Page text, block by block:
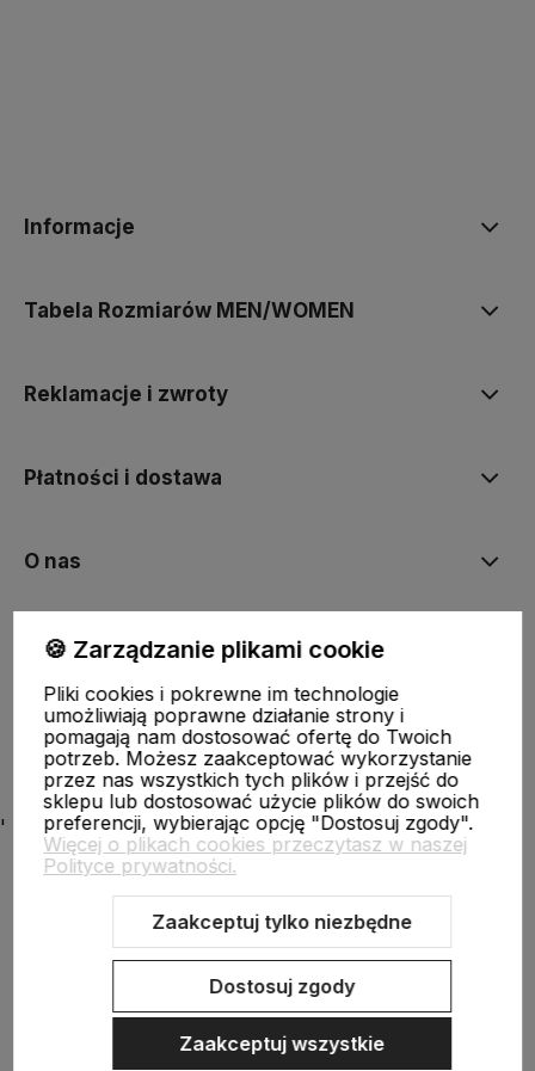
Informacje
Tabela Rozmiarów MEN/WOMEN
Reklamacje i zwroty
Płatności i dostawa
O nas
Moje konto
Ciekawostki
'
Sklep internetowy Shoper.pl Szablon Shoper Modern 3.0™
🍪 Zarządzanie plikami cookie
Pliki cookies i pokrewne im technologie
umożliwiają poprawne działanie strony i
pomagają nam dostosować ofertę do Twoich
potrzeb. Możesz zaakceptować wykorzystanie
przez nas wszystkich tych plików i przejść do
sklepu lub dostosować użycie plików do swoich
preferencji, wybierając opcję "Dostosuj zgody".
Więcej o plikach cookies przeczytasz w naszej
Polityce prywatności.
Zaakceptuj tylko niezbędne
Dostosuj zgody
Zaakceptuj wszystkie